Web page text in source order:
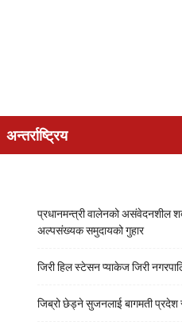
अन्तर्राष्ट्रिय
प्रधानमन्त्री वालेनको असंवेदनशील
अल्पसंख्यक समुदायको गुहार
जिरी हिल स्टेसन प्याकेज जिरी
जिब्रो छेड्ने सुजनलाई बागमती